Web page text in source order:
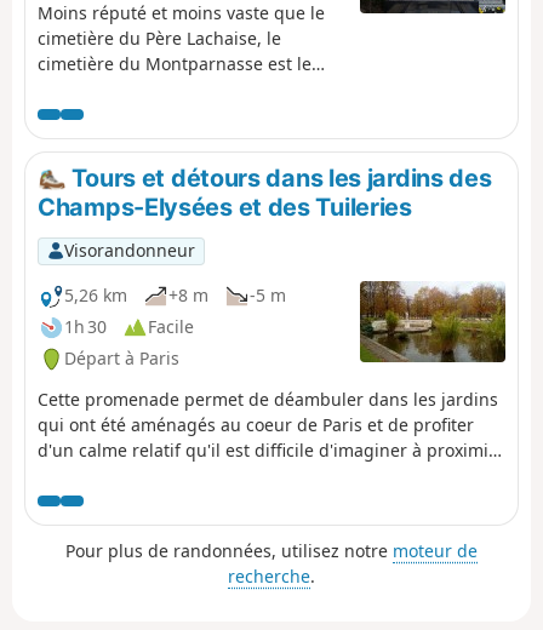
Moins réputé et moins vaste que le
cimetière du Père Lachaise, le
cimetière du Montparnasse est le
dans Paris intra-muros. Il héberge
les sépultures de nombreuses
personnalités, notamment du monde
de tous les arts, de l'édition et de la
politique. Ce circuit permet une
déambulation dans ce lieu de
recueillement, à la découverte d'une
cinquantaine de ces personnalités et
de plusieurs oeuvres d'art
disséminées.
Tours et détours dans les jardins des
Champs-Elysées et des Tuileries
Visorandonneur
5,26 km
+8 m
-5 m
1h 30
Facile
Départ à Paris
Cette promenade permet de déambuler dans les jardins
qui ont été aménagés au coeur de Paris et de profiter
d'un calme relatif qu'il est difficile d'imaginer à proximité
découvrira les perspectives des Champs-Élysées et du
Pont Alexandre III, quelques grands monuments,
quelques musées parmi les plus célèbres de Paris et un
statuaire riche et diversifié.
Pour plus de randonnées, utilisez notre moteur de
recherche.